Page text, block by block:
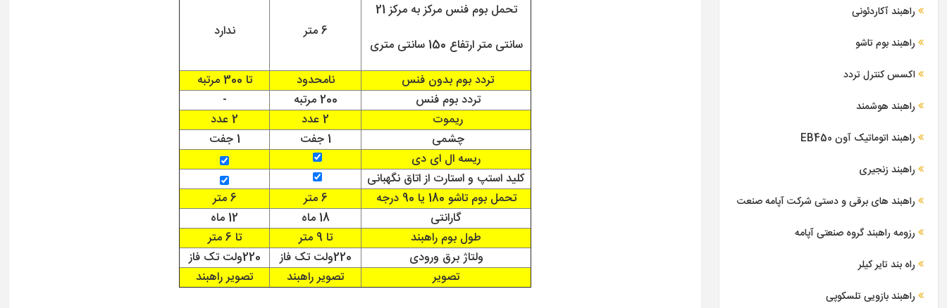
تحمل بوم فنس مرکز به مرکز 21
سانتی متر ارتفاع 150 سانتی متری
6 متر ندارد
تردد بوم بدون فنس نامحدود
تا 300 مرتبه
تردد بوم فنس
200 مرتبه
-
ریموت
2 عدد
2 عدد
چشمی
1 جفت
1 جفت
ریسه ال ای دی
کلید استپ و استارت از اتاق نگهبانی
تحمل بوم تاشو 180 یا 90 درجه
6 متر
6 متر
گارانتی
18 ماه
12 ماه
طول بوم راهبند
تا 9 متر
تا 6 متر
ولتاژ برق ورودی
220ولت تک فاز
220ولت تک فاز
تصویر
تصویر راهبند تصویر راهبند
راهبند آکاردئونی
راهبند بوم تاشو
اکسس کنترل تردد
راهبند هوشمند
راهبند اتوماتیک آون EB450
راهبند زنجیری
راهبند های برقی و دستی شرکت آپامه صنعت
رزومه راهبند گروه صنعتی آپامه
راه بند تایر کیلر
راهبند بازویی تلسکوپی